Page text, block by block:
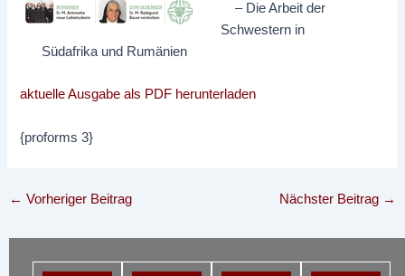
– Die Arbeit der
Schwestern in
Südafrika und Rumänien
aktuelle Ausgabe als PDF herunterladen
{proforms 3}
← Vorheriger Beitrag Nächster Beitrag →